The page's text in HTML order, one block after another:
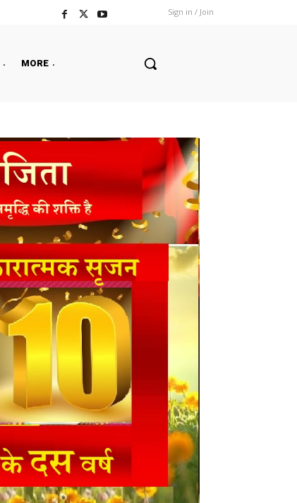
Sign in / Join
MORE